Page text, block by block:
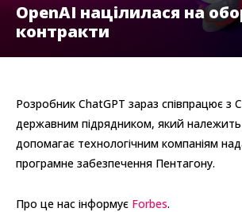
OpenAI націлилася на
контракти
Розробник ChatGPT зараз співпрацює з
державним підрядником, який належить
допомагає технологічним компаніям
програмне забезпечення Пентагону.
Про це нас інформує Forbes.